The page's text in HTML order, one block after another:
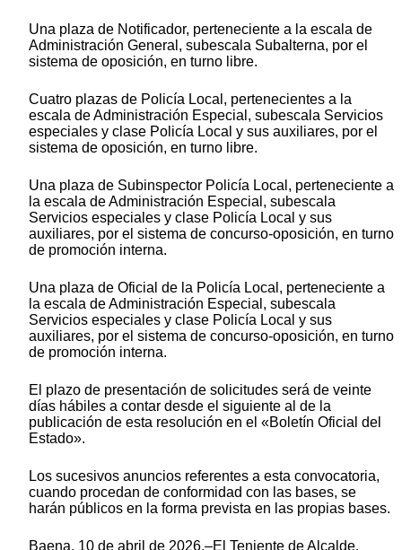
Una plaza de Notificador, perteneciente a la escala de
Administración General, subescala Subalterna, por el
sistema de oposición, en turno libre.
Cuatro plazas de Policía Local, pertenecientes a la
escala de Administración Especial, subescala Servicios
especiales y clase Policía Local y sus auxiliares, por el
sistema de oposición, en turno libre.
Una plaza de Subinspector Policía Local, perteneciente a
la escala de Administración Especial, subescala
Servicios especiales y clase Policía Local y sus
auxiliares, por el sistema de concurso-oposición, en turno
de promoción interna.
Una plaza de Oficial de la Policía Local, perteneciente a
la escala de Administración Especial, subescala
Servicios especiales y clase Policía Local y sus
auxiliares, por el sistema de concurso-oposición, en turno
de promoción interna.
El plazo de presentación de solicitudes será de veinte
días hábiles a contar desde el siguiente al de la
publicación de esta resolución en el «Boletín Oficial del
Estado».
Los sucesivos anuncios referentes a esta convocatoria,
cuando procedan de conformidad con las bases, se
harán públicos en la forma prevista en las propias bases.
Baena, 10 de abril de 2026.–El Teniente de Alcalde,